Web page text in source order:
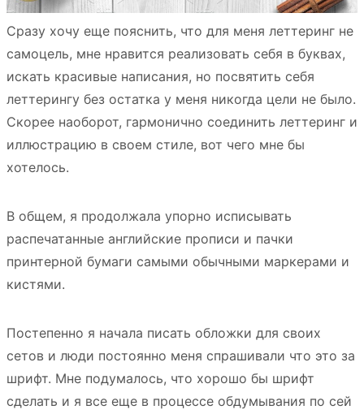
Сразу хочу еще пояснить, что для меня леттеринг не
самоцель, мне нравится реализовать себя в буквах,
искать красивые написания, но посвятить себя
леттерингу без остатка у меня никогда цели не было.
Скорее наоборот, гармонично соединить леттеринг и
иллюстрацию в своем стиле, вот чего мне бы
хотелось.
В общем, я продолжала упорно исписывать
распечатанные английские прописи и пачки
принтерной бумаги самыми обычными маркерами и
кистями.
Постепенно я начала писать обложки для своих
сетов и люди постоянно меня спрашивали что это за
шрифт. Мне подумалось, что хорошо бы шрифт
сделать и я все еще в процессе обдумывания по сей